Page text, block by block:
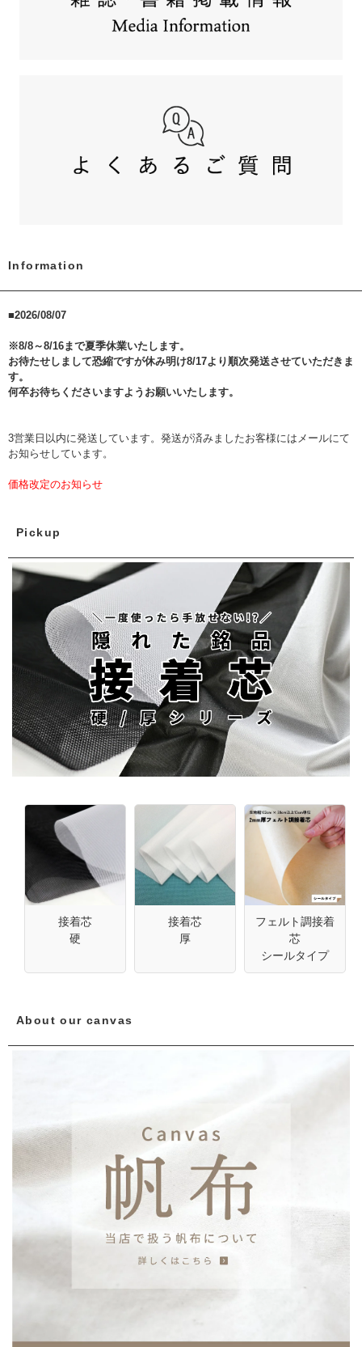
Information
■2026/08/07
※8/8～8/16まで夏季休業いたします。
お待たせしまして恐縮ですが休み明け8/17より順次発送させていただきま
す。
何卒お待ちくださいますようお願いいたします。
3営業日以内に発送しています。発送が済みましたお客様にはメールにて
お知らせしています。
価格改定のお知らせ
いのですが7月31日より価格を改定させていただきます。 価格の改定幅は
また、大変残念ですがカラーの廃色も続いております。
状況が落ち着くまではサンプル帳と現状在庫の異なる状況がございます
旨何卒ご容赦くださいますようお願いいたします。
ご理解賜りますようお願いいたします。
■ご利用案内
・HPでご紹介していますお品物はすべて商用にご利用いただけます。
・土日祝日休みです。
・数量は50cm単位、または10cm単位など布地によって販売単位がことな
ります。
・布地はつなげてカットいたします。0.5m単位の場合⇒(1×0.5m=0.5m、
2×0.5m＝1m，3×0.5m＝ 1.5m 、4×0.5m= 2m･･･)
・会員登録されますとお買い物のたびにポイントがたまり、次のお買い
・ 帆布は折畳みますと、折りジワが発生いたします。 アイロンで概ね取
れますが、気になる場合は紙管巻き発送をご指定下さい。(送料別)
・弊社判断により、バッグ発送を希望されても紙管巻き発送に変更させ
ていただく場合がございます。
・確定メールが迷惑メールフォルダーに振り分けられる場合があるよう
です。「届かないな」と思われたときは、一度ご確認ください。
Pickup
接着芯
硬
接着芯
厚
フェルト調接着
芯
シールタイプ
About our canvas